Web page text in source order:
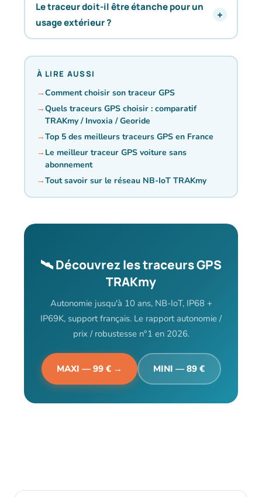
Le traceur doit-il être étanche pour un
usage extérieur ?
À LIRE AUSSI
Comment choisir son traceur GPS
Quels traceurs GPS choisir : comparatif
TRAKmy / Invoxia / Georide
Top 5 des meilleurs traceurs GPS en France
Le meilleur traceur GPS voiture sans
abonnement
Tout savoir sur le réseau NB-IoT TRAKmy
🛰️ Découvrez les traceurs GPS
TRAKmy
Autonomie jusqu'à 10 ans, NB-IoT, IP68 +
IP69K, support français. Le rapport autonomie /
prix / robustesse n°1 en 2026.
MAXI — 99 € → MINI — 89 €